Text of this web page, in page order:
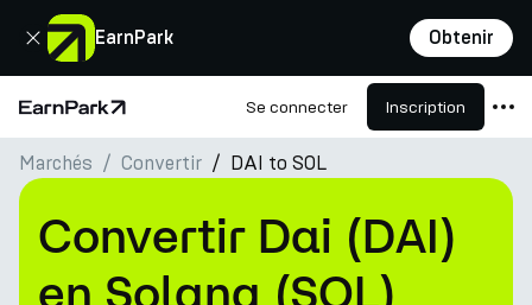
EarnPark Obtenir
Fermer
Page d'accueil Se connecter Inscription
Produits
Marchés
Calculatrices
Marchés Convertir DAI to SOL
Convertir Dai (DAI)
en Solana (SOL)